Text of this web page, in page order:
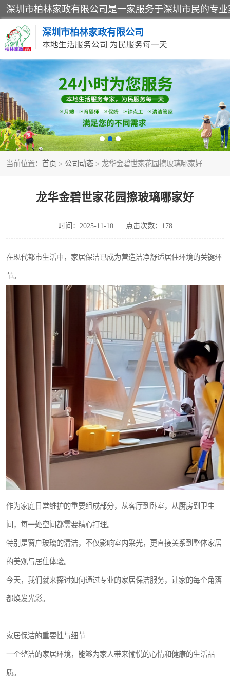
深圳市柏林家政有限公司
本地生活服务公司 为民服务每一天
当前位置： 首页 > 公司动态 > 龙华金碧世家花园擦玻璃哪家好
龙华金碧世家花园擦玻璃哪家好
时间：2025-11-10 点击次数：178
在现代都市生活中，家居保洁已成为营造洁净舒适居住环境的关键环
节。
作为家庭日常维护的重要组成部分，从客厅到卧室，从厨房到卫生
间，每一处空间都需要精心打理。
特别是窗户玻璃的清洁，不仅影响室内采光，更直接关系到整体家居
的美观与居住体验。
今天，我们就来探讨如何通过专业的家居保洁服务，让家的每个角落
都焕发光彩。
家居保洁的重要性与细节
一个整洁的家居环境，能够为家人带来愉悦的心情和健康的生活品
质。
家居保洁
家庭保姆